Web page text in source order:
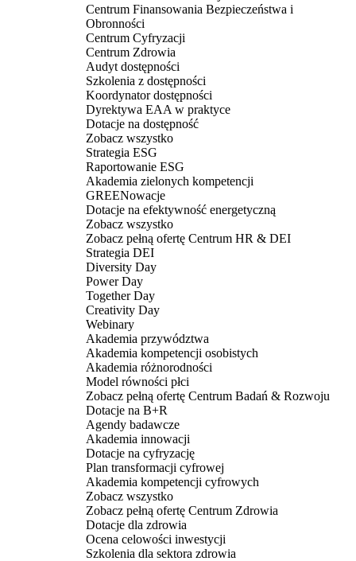
Centrum Finansowania Bezpieczeństwa i
Obronności
Centrum Cyfryzacji
Centrum Zdrowia
Audyt dostępności
Szkolenia z dostępności
Koordynator dostępności
Dyrektywa EAA w praktyce
Dotacje na dostępność
Zobacz wszystko
Strategia ESG
Raportowanie ESG
Akademia zielonych kompetencji
GREENowacje
Dotacje na efektywność energetyczną
Zobacz wszystko
Zobacz pełną ofertę Centrum HR & DEI
Strategia DEI
Diversity Day
Power Day
Together Day
Creativity Day
Webinary
Akademia przywództwa
Akademia kompetencji osobistych
Akademia różnorodności
Model równości płci
Zobacz pełną ofertę Centrum Badań & Rozwoju
Dotacje na B+R
Agendy badawcze
Akademia innowacji
Dotacje na cyfryzację
Plan transformacji cyfrowej
Akademia kompetencji cyfrowych
Zobacz wszystko
Zobacz pełną ofertę Centrum Zdrowia
Dotacje dla zdrowia
Ocena celowości inwestycji
Szkolenia dla sektora zdrowia